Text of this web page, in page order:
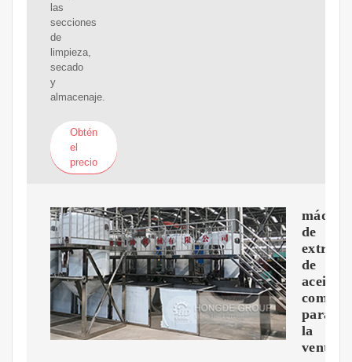
las
secciones
de
limpieza,
secado
y
almacenaje.
Obtén
el
precio
de
de
aceite
para
la
venta